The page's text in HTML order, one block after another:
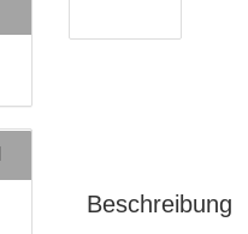
Beschreibung